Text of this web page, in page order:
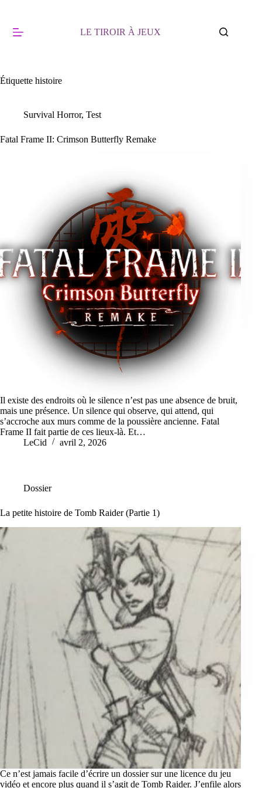
LE TIROIR À JEUX
Étiquette histoire
Survival Horror, Test
Fatal Frame II: Crimson Butterfly Remake
Il existe des endroits où le silence n’est pas une absence de bruit,
mais une présence. Un silence qui observe, qui attend, qui
s’accroche aux murs comme de la poussière ancienne. Fatal
Frame II fait partie de ces lieux-là. Et…
LeCid
avril 2, 2026
Dossier
La petite histoire de Tomb Raider (Partie 1)
Ce n’est jamais facile d’écrire un dossier sur une licence du jeu
vidéo et encore plus quand il s’agit de Tomb Raider. J’enfile alors